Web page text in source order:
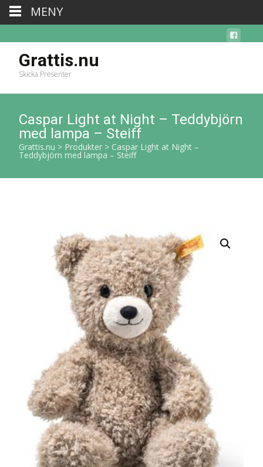
Grattis.nu
Skicka Presenter
Caspar Light at Night – Teddybjörn
med lampa – Steiff
Grattis.nu > Produkter > Caspar Light at Night –
Teddybjörn med lampa – Steiff
MENY